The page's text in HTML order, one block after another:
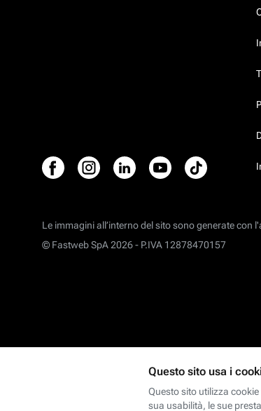
Le immagini all’interno del sito sono generate con
© Fastweb SpA 2026 - P.IVA 12878470157